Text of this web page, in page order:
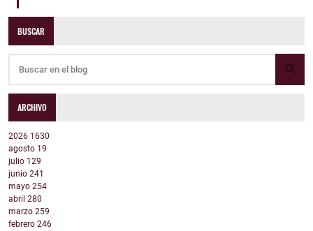
BUSCAR
ARCHIVO
2026 1630
agosto 19
julio 129
junio 241
mayo 254
abril 280
marzo 259
febrero 246